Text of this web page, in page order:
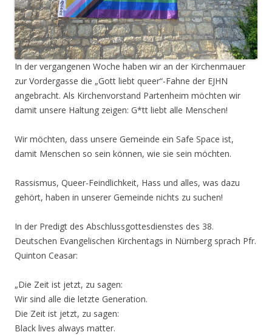
In der vergangenen Woche haben wir an der Kirchenmauer
zur Vordergasse die „Gott liebt queer“-Fahne der EJHN
angebracht. Als Kirchenvorstand Partenheim möchten wir
damit unsere Haltung zeigen: G*tt liebt alle Menschen!
Wir möchten, dass unsere Gemeinde ein Safe Space ist,
damit Menschen so sein können, wie sie sein möchten.
Rassismus, Queer-Feindlichkeit, Hass und alles, was dazu
gehört, haben in unserer Gemeinde nichts zu suchen!
In der Predigt des Abschlussgottesdienstes des 38.
Deutschen Evangelischen Kirchentags in Nürnberg sprach Pfr.
Quinton Ceasar:
„Die Zeit ist jetzt, zu sagen:
Wir sind alle die letzte Generation.
Die Zeit ist jetzt, zu sagen:
Black lives always matter.